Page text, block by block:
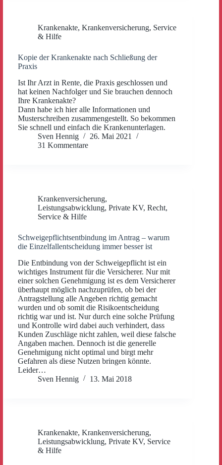
Krankenakte, Krankenversicherung, Service
& Hilfe
Kopie der Krankenakte nach Schließung der
Praxis
Ist Ihr Arzt in Rente, die Praxis geschlossen und
hat keinen Nachfolger und Sie brauchen dennoch
Ihre Krankenakte?
Dann habe ich hier alle Informationen und
Musterschreiben zusammengestellt. So bekommen
Sie schnell und einfach die Krankenunterlagen.
Sven Hennig
26. Mai 2021
31 Kommentare
Krankenversicherung,
Leistungsabwicklung, Private KV, Recht,
Service & Hilfe
Schweigepflichtsentbindung im Antrag – warum
die Einzelfallentscheidung immer besser ist
Die Entbindung von der Schweigepflicht ist ein
wichtiges Instrument für die Versicherer. Nur mit
einer solchen Genehmigung ist es dem Versicherer
überhaupt möglich nachzuprüfen, ob bei der
Antragstellung alle Angeben richtig gemacht
wurden und ob somit die Risikoentscheidung
richtig war und ist. Nur durch eine solche Prüfung
und Kontrolle wird dabei auch verhindert, dass
Kunden Zuschläge nicht zahlen, weil diese falsche
Angaben machen. Dennoch ist die generelle
Genehmigung nicht optimal und birgt mehr
Gefahren als diese Nutzen bringen könnte.
Leider…
Sven Hennig
13. Mai 2018
Krankenakte, Krankenversicherung,
Leistungsabwicklung, Private KV, Service
& Hilfe